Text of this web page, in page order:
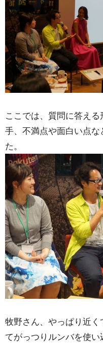
ここでは、質問に答え
手、不満点や面白い点
た。
牧野さん、やっぱり近
てがっつりルンバを使